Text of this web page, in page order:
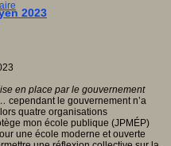
2023
en place par le gouvernement
cependant le gouvernement n’a
quatre organisations
mon école publique (JPMÉP)
une école moderne et ouverte